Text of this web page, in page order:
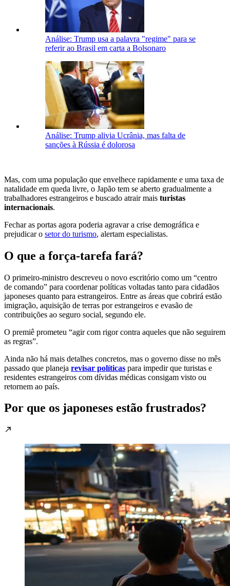
Análise: Trump usa a palavra "regime" para se
referir ao Brasil em carta a Bolsonaro
Análise: Trump alivia Ucrânia, mas falta de
sanções à Rússia é dolorosa
Mas, com uma população que envelhece rapidamente e uma taxa de
natalidade em queda livre, o Japão tem se aberto gradualmente a
trabalhadores estrangeiros e buscado atrair mais turistas
internacionais.
Fechar as portas agora poderia agravar a crise demográfica e
prejudicar o setor do turismo, alertam especialistas.
O que a força-tarefa fará?
O primeiro-ministro descreveu o novo escritório como um “centro
de comando” para coordenar políticas voltadas tanto para cidadãos
japoneses quanto para estrangeiros. Entre as áreas que cobrirá estão
imigração, aquisição de terras por estrangeiros e evasão de
contribuições ao seguro social, segundo ele.
O premiê prometeu “agir com rigor contra aqueles que não seguirem
as regras”.
Ainda não há mais detalhes concretos, mas o governo disse no mês
passado que planeja revisar políticas para impedir que turistas e
residentes estrangeiros com dívidas médicas consigam visto ou
retornem ao país.
Por que os japoneses estão frustrados?